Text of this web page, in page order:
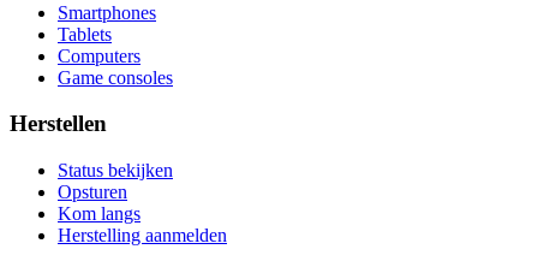
Smartphones
Tablets
Computers
Game consoles
Herstellen
Status bekijken
Opsturen
Kom langs
Herstelling aanmelden